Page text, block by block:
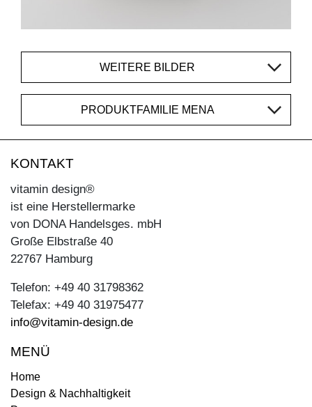
WEITERE BILDER
PRODUKTFAMILIE MENA
KONTAKT
vitamin design®
ist eine Herstellermarke
von DONA Handelsges. mbH
Große Elbstraße 40
22767 Hamburg
Telefon: +49 40 31798362
Telefax: +49 40 31975477
info@vitamin-design.de
MENÜ
Home
Design & Nachhaltigkeit